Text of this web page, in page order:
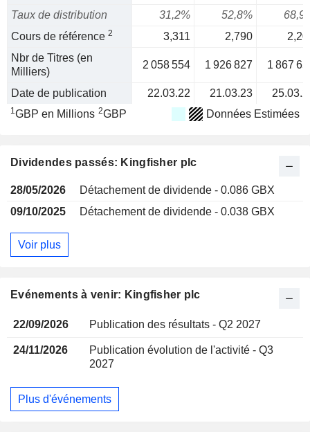
Taux de distribution
31,2% 52,8%
Cours de référence 2 3,311 2,790
Nbr de Titres (en
Milliers)
2 058 554 1 926 827 1 867
Date de publication 22.03.22 21.03.23
1GBP en Millions 2GBP Données Estimées
Dividendes passés: Kingfisher plc
28/05/2026
Détachement de dividende - 0.086 GBX
09/10/2025
Détachement de dividende - 0.038 GBX
Voir plus
Evénements à venir: Kingfisher plc
22/09/2026 Publication des résultats - Q2 2027
24/11/2026
Publication évolution de l'activité - Q3
2027
Plus d'événements